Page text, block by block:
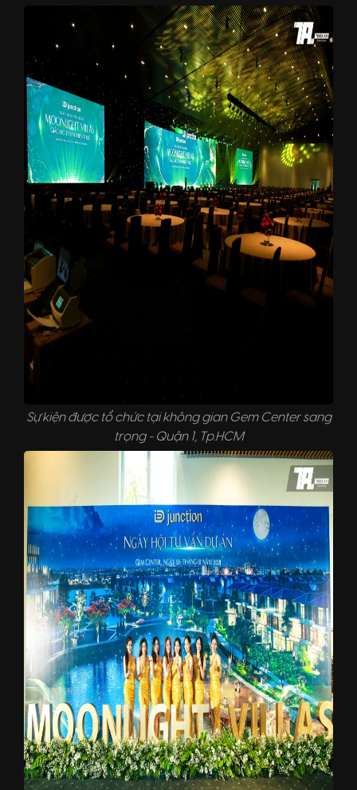
Sự kiện được tổ chức tại không gian Gem Center sang
trọng - Quận 1, Tp.HCM